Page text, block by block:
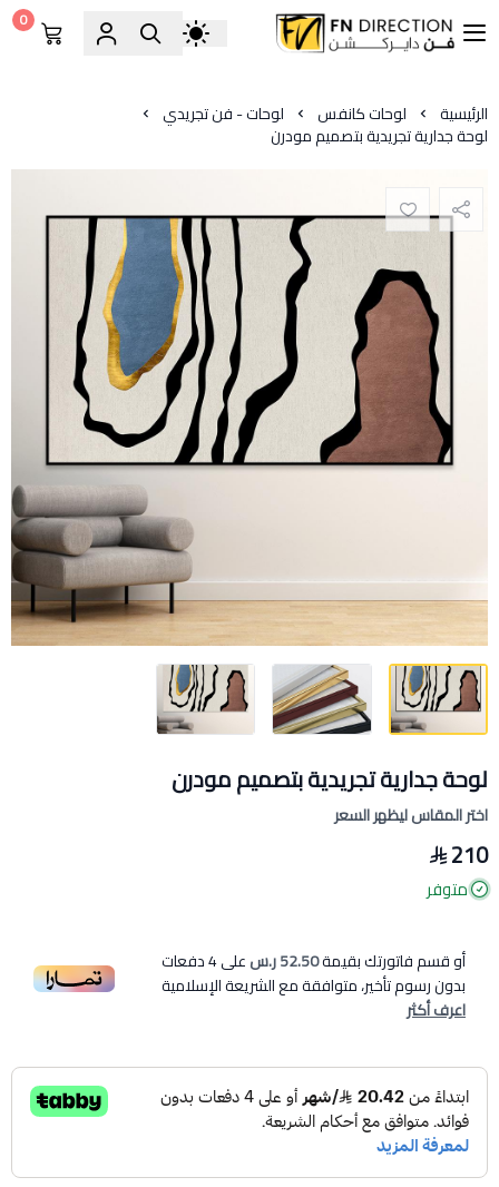
فن دايركشن
0
الرئيسية لوحات كانفس لوحات - فن تجريدي
لوحة جدارية تجريدية بتصميم مودرن
لوحة جدارية تجريدية بتصميم مودرن
اختر المقاس ليظهر السعر
210
متوفر
أو قسم فاتورتك بقيمة52.50 ر.س على4دفعات
بدون رسوم تأخير، متوافقة مع الشريعة الإسلامية
اعرف أكثر